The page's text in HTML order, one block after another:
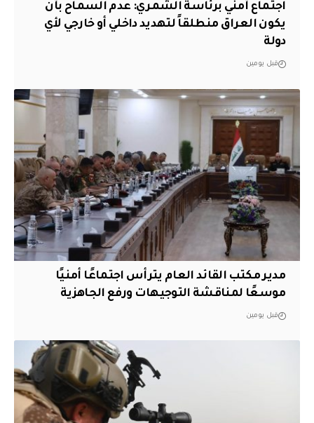
اجتماع أمني برئاسة الشمري: عدم السماح بأن
يكون العراق منطلقاً لتهديد داخلي أو خارجي لأي
دولة
قبل يومين
مدير مكتب القائد العام يترأس اجتماعًا أمنيًا
موسعًا لمناقشة التوجيهات ورفع الجاهزية
قبل يومين